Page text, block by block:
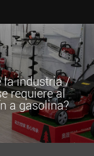
la industria/
requiere al
a gasolina?